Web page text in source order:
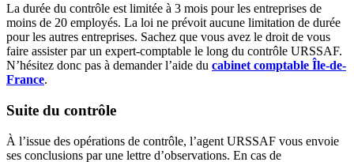
La durée du contrôle est limitée à 3 mois pour les entreprises de
moins de 20 employés. La loi ne prévoit aucune limitation de durée
pour les autres entreprises. Sachez que vous avez le droit de vous
faire assister par un expert-comptable le long du contrôle URSSAF.
N’hésitez donc pas à demander l’aide du cabinet comptable Île-de-
France.
Suite du contrôle
À l’issue des opérations de contrôle, l’agent URSSAF vous envoie
ses conclusions par une lettre d’observations. En cas de